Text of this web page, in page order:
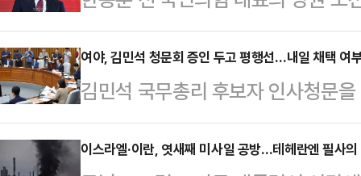
면, 외국인 투자자는 중동 사태가
매도 우위를 보였다. 다만 같은 기
고 현대모비스 주가는 5.27% 올
와 현대차(671…
가운데, 한 전 대표의 전당대회 출
선거가 이재명 대통령 임기 초에 진
데다, 당 대표가 돼도 송언석 국민
계)와의 합을 맞추기 어렵다는 지
재 상황을 '일장일단'(一長一短·장
여야, 김민석 청문회 증인 두고 평행선…내일 채택 여
김민석 국무총리 후보자 인사청문
의가 파행됐다. 증인·참고인 채택
다. 더불어민주당은 전 배우자를 인
이스라엘·이란, 엿새째 미사일 공방…테헤란엔 필사